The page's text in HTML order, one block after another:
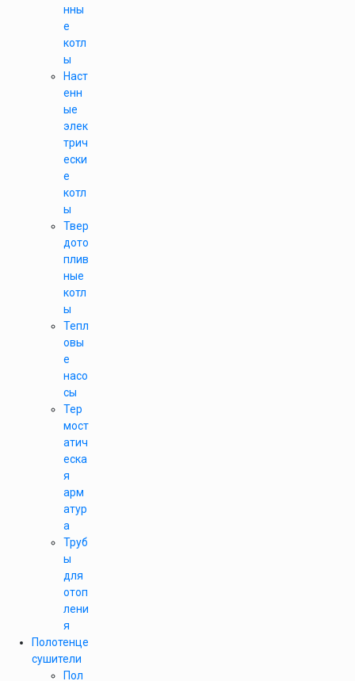
нны
е
котл
ы
Наст
енн
ые
элек
трич
ески
е
котл
ы
Твер
дото
плив
ные
котл
ы
Тепл
овы
е
насо
сы
Тер
мост
атич
еска
я
арм
атур
а
Труб
ы
для
отоп
лени
я
Полотенце
сушители
Пол